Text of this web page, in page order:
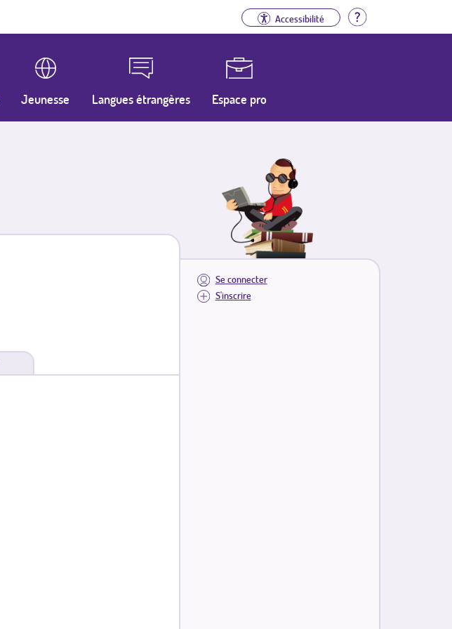
Accessibilité Aide
Jeunesse Langues étrangères Espace pro
Se connecter
S'inscrire